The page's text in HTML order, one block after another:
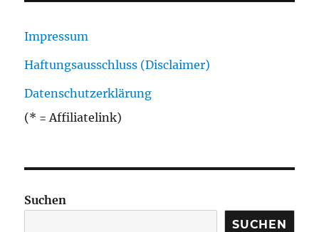
Impressum
Haftungsausschluss (Disclaimer)
Datenschutzerklärung
(* = Affiliatelink)
Suchen
SUCHEN